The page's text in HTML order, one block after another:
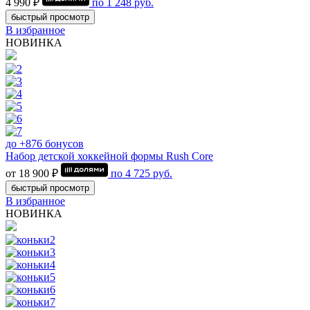
4 990 ₽ по 1 248 руб.
быстрый просмотр
В избранное
НОВИНКА
до +876 бонусов
Набор детской хоккейной формы Rush Core
от 18 900 ₽
по 4 725 руб.
быстрый просмотр
В избранное
НОВИНКА